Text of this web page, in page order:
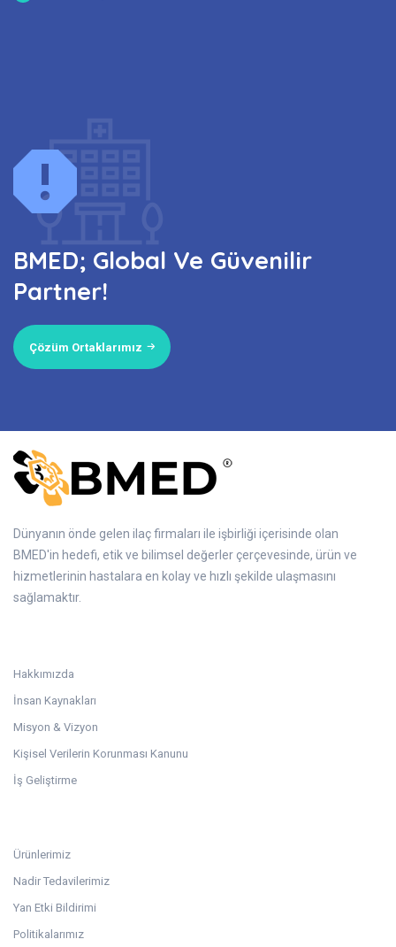
BMED; Global Ve Güvenilir
Partner!
Çözüm Ortaklarımız
Dünyanın önde gelen ilaç firmaları ile işbirliği içerisinde olan
BMED'in hedefi, etik ve bilimsel değerler çerçevesinde, ürün ve
hizmetlerinin hastalara en kolay ve hızlı şekilde ulaşmasını
sağlamaktır.
Hakkımızda
İnsan Kaynakları
Misyon & Vizyon
Kişisel Verilerin Korunması Kanunu
İş Geliştirme
Ürünlerimiz
Nadir Tedavilerimiz
Yan Etki Bildirimi
Politikalarımız